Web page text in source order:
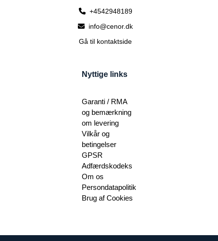
+4542948189
info@cenor.dk
Gå til kontaktside
Nyttige links
Garanti / RMA
og bemærkning
om levering
Vilkår og
betingelser
GPSR
Adfærdskodeks
Om os
Persondatapolitik
Brug af Cookies